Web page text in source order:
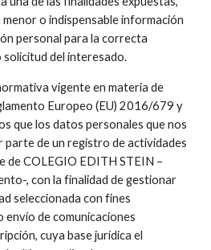
o indispensable información
personal para la correcta
del interesado.
vigente en materia de
Europeo (EU) 2016/679 y
que los datos personales que nos
de un registro de actividades
COLEGIO EDITH STEIN –
, con la finalidad de gestionar
seleccionada con fines
de comunicaciones
cuya base jurídica el